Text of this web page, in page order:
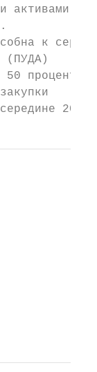
активами
к
(ПУДА)
50 процентов
2019